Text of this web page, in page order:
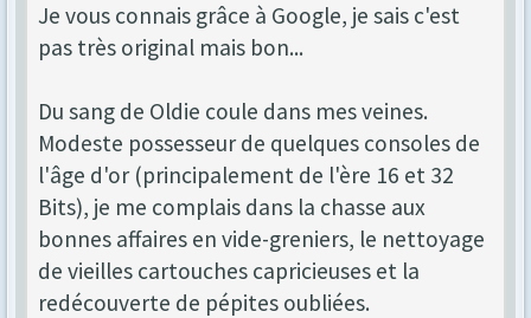
Je vous connais grâce à Google, je sais c'est
pas très original mais bon...
Du sang de Oldie coule dans mes veines.
Modeste possesseur de quelques consoles de
l'âge d'or (principalement de l'ère 16 et 32
Bits), je me complais dans la chasse aux
bonnes affaires en vide-greniers, le nettoyage
de vieilles cartouches capricieuses et la
redécouverte de pépites oubliées.